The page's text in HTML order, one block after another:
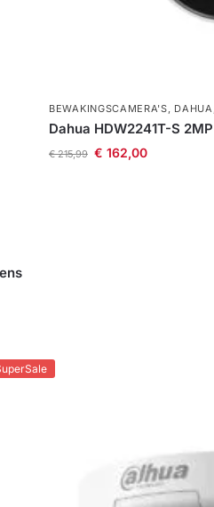
BEWAKINGSCAMERA'S, DAHUA
Dahua HDW2241T-S
€215,99 € 162,00